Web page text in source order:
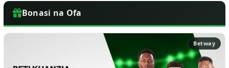
Bonasi na Ofa
Betway